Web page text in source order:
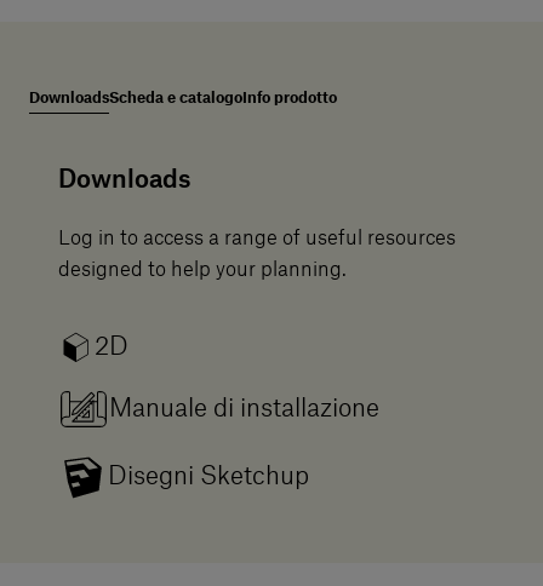
DownloadsScheda e catalogo Info prodotto
Downloads
Log in to access a range of useful resources
designed to help your planning.
2D
Manuale di installazione
Disegni Sketchup